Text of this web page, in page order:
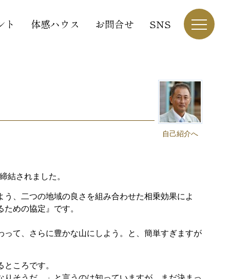
ト 体感ハウス お問合せ SNS
自己紹介へ
結されました。
、二つの地域の良さを組み合わせた相乗効果によ
めの協定』です。
て、さらに豊かな山にしよう。と、簡単すぎますが
ころです。